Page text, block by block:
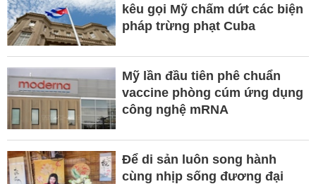
kêu gọi Mỹ chấm dứt các biện
pháp trừng phạt Cuba
Mỹ lần đầu tiên phê chuẩn
vaccine phòng cúm ứng dụng
công nghệ mRNA
Để di sản luôn song hành
cùng nhịp sống đương đại